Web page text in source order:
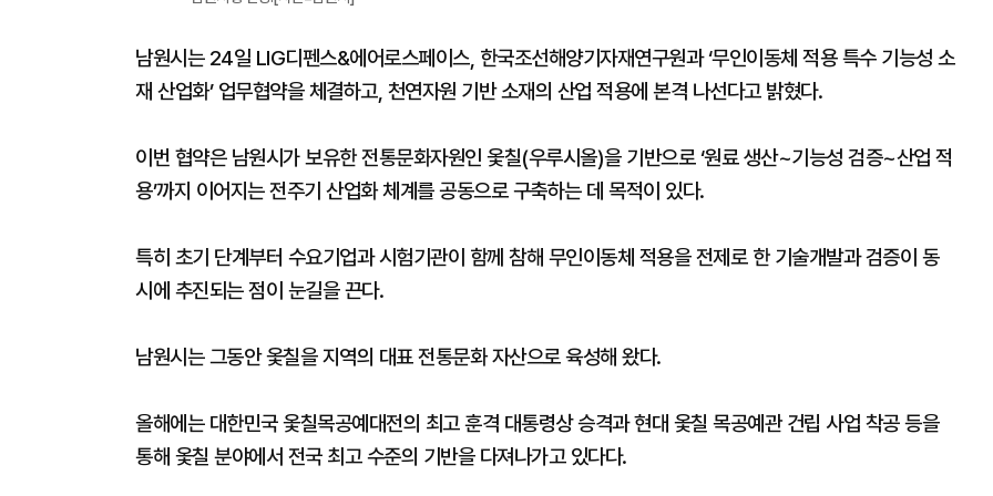
​​​​​​​남원시는 24일 LIG디펜스&에어로스페이스, 한국조선해양기자재연구원과 ‘무인이동체 적용 특수 기능성 소
재 산업화’ 업무협약을 체결하고, 천연자원 기반 소재의 산업 적용에 본격 나선다고 밝혔다.
이번 협약은 남원시가 보유한 전통문화자원인 옻칠(우루시올)을 기반으로 ‘원료 생산~기능성 검증~산업 적
용’까지 이어지는 전주기 산업화 체계를 공동으로 구축하는 데 목적이 있다.
특히 초기 단계부터 수요기업과 시험기관이 함께 참해 무인이동체 적용을 전제로 한 기술개발과 검증이 동
시에 추진되는 점이 눈길을 끈다.
남원시는 그동안 옻칠을 지역의 대표 전통문화 자산으로 육성해 왔다.
올해에는 대한민국 옻칠목공예대전의 최고 훈격 대통령상 승격과 현대 옻칠 목공예관 건립 사업 착공 등을
통해 옻칠 분야에서 전국 최고 수준의 기반을 다져나가고 있다다.